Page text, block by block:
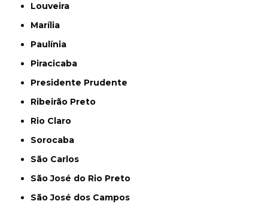
Louveira
Marília
Paulínia
Piracicaba
Presidente Prudente
Ribeirão Preto
Rio Claro
Sorocaba
São Carlos
São José do Rio Preto
São José dos Campos